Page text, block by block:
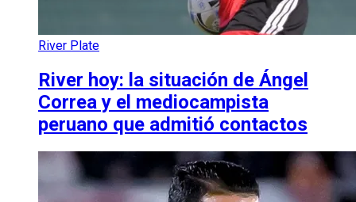
River Plate
River hoy: la situación de Ángel
Correa y el mediocampista
peruano que admitió contactos